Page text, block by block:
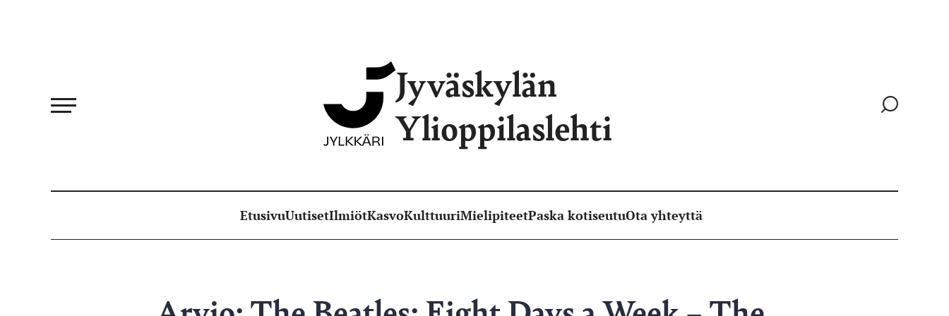
Jyväskylän
Ylioppilaslehti
Siirry
EtusivuUutisetIlmiötKasvoKulttuuriMielipiteetPaska kotiseutuOta yhteyttä